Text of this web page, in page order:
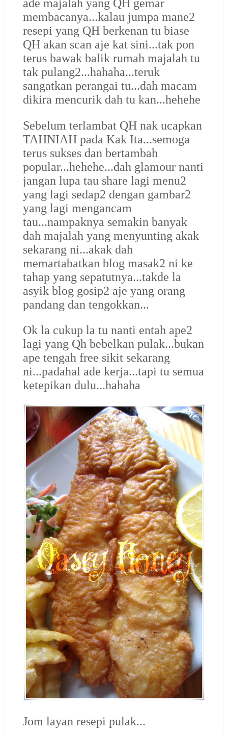
ade majalah yang QH gemar
membacanya...kalau jumpa mane2
resepi yang QH berkenan tu biase
QH akan scan aje kat sini...tak pon
terus bawak balik rumah majalah tu
tak pulang2...hahaha...teruk
sangatkan perangai tu...dah macam
dikira mencurik dah tu kan...hehehe
Sebelum terlambat QH nak ucapkan
TAHNIAH pada Kak Ita...semoga
terus sukses dan bertambah
popular...hehehe...dah glamour nanti
jangan lupa tau share lagi menu2
yang lagi sedap2 dengan gambar2
yang lagi mengancam
tau...nampaknya semakin banyak
dah majalah yang menyunting akak
sekarang ni...akak dah
memartabatkan blog masak2 ni ke
tahap yang sepatutnya...takde la
asyik blog gosip2 aje yang orang
pandang dan tengokkan...
Ok la cukup la tu nanti entah ape2
lagi yang Qh bebelkan pulak...bukan
ape tengah free sikit sekarang
ni...padahal ade kerja...tapi tu semua
ketepikan dulu...hahaha
Jom layan resepi pulak...